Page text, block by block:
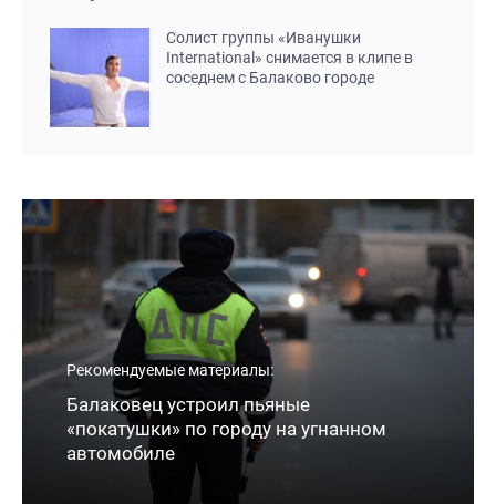
Солист группы «Иванушки
International» снимается в клипе в
соседнем с Балаково городе
Рекомендуемые материалы:
Балаковец устроил пьяные
«покатушки» по городу на угнанном
автомобиле